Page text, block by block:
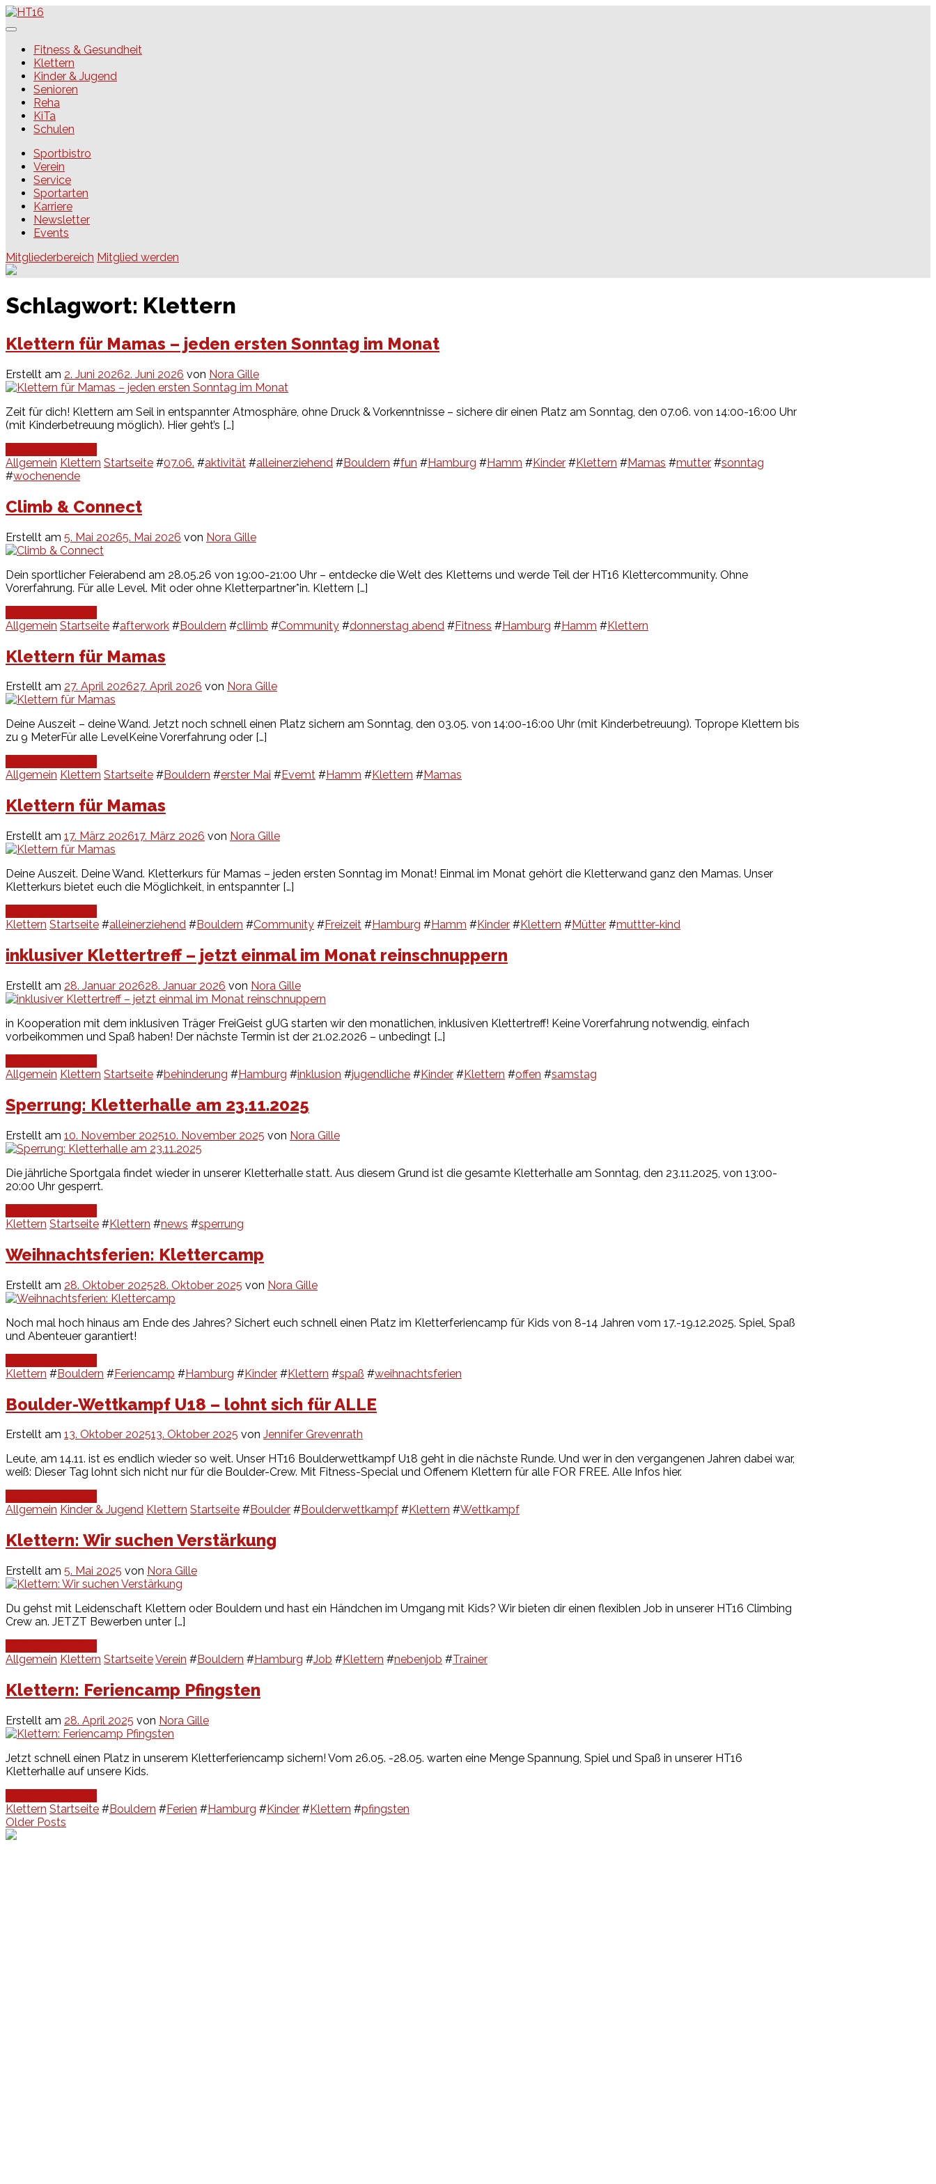
Skip
to
HT16Fitness & Gesundheit
Klettern
Kinder & Jugend
Senioren
Reha
KiTa
Schulen
Sportbistro
Verein
Service
Sportarten
Karriere
Newsletter
Events
Mitgliederbereich Mitglied werden
Schlagwort: Klettern
Klettern für Mamas – jeden ersten Sonntag im Monat
Erstellt am 2. Juni 20262. Juni 2026 von Nora Gille
Zeit für dich! Klettern am Seil in entspannter Atmosphäre, ohne Druck & Vorkenntnisse – sichere dir einen Platz am Sonntag, den 07.06. von 14:00-16:00 Uhr
(mit Kinderbetreuung möglich). Hier geht’s […]
Allgemein Klettern Startseite #07.06. #aktivität #alleinerziehend #Bouldern #fun #Hamburg #Hamm #Kinder #Klettern #Mamas #mutter #sonntag
#wochenende
Climb & Connect
Erstellt am 5. Mai 20265. Mai 2026 von Nora Gille
Dein sportlicher Feierabend am 28.05.26 von 19:00-21:00 Uhr – entdecke die Welt des Kletterns und werde Teil der HT16 Klettercommunity. Ohne
Vorerfahrung. Für alle Level. Mit oder ohne Kletterpartner*in. Klettern […]
Allgemein Startseite #afterwork #Bouldern #cllimb #Community #donnerstag abend #Fitness #Hamburg #Hamm #Klettern
Klettern für Mamas
Erstellt am 27. April 202627. April 2026 von Nora Gille
Deine Auszeit – deine Wand. Jetzt noch schnell einen Platz sichern am Sonntag, den 03.05. von 14:00-16:00 Uhr (mit Kinderbetreuung). Toprope Klettern bis
zu 9 MeterFür alle LevelKeine Vorerfahrung oder […]
Allgemein Klettern Startseite #Bouldern #erster Mai #Evemt #Hamm #Klettern #Mamas
Klettern für Mamas
Erstellt am 17. März 202617. März 2026 von Nora Gille
Deine Auszeit. Deine Wand. Kletterkurs für Mamas – jeden ersten Sonntag im Monat! Einmal im Monat gehört die Kletterwand ganz den Mamas. Unser
Kletterkurs bietet euch die Möglichkeit, in entspannter […]
Klettern Startseite #alleinerziehend #Bouldern #Community #Freizeit #Hamburg #Hamm #Kinder #Klettern #Mütter #muttter-kind
inklusiver Klettertreff – jetzt einmal im Monat reinschnuppern
Erstellt am 28. Januar 202628. Januar 2026 von Nora Gille
in Kooperation mit dem inklusiven Träger FreiGeist gUG starten wir den monatlichen, inklusiven Klettertreff! Keine Vorerfahrung notwendig, einfach
vorbeikommen und Spaß haben! Der nächste Termin ist der 21.02.2026 – unbedingt […]
Allgemein Klettern Startseite #behinderung #Hamburg #inklusion #jugendliche #Kinder #Klettern #offen #samstag
Sperrung: Kletterhalle am 23.11.2025
Erstellt am 10. November 202510. November 2025 von Nora Gille
Die jährliche Sportgala findet wieder in unserer Kletterhalle statt. Aus diesem Grund ist die gesamte Kletterhalle am Sonntag, den 23.11.2025, von 13:00-
20:00 Uhr gesperrt.
Klettern Startseite #Klettern #news #sperrung
Weihnachtsferien: Klettercamp
Erstellt am 28. Oktober 202528. Oktober 2025 von Nora Gille
Noch mal hoch hinaus am Ende des Jahres? Sichert euch schnell einen Platz im Kletterferiencamp für Kids von 8-14 Jahren vom 17.-19.12.2025. Spiel, Spaß
und Abenteuer garantiert!
Klettern #Bouldern #Feriencamp #Hamburg #Kinder #Klettern #spaß #weihnachtsferien
Boulder-Wettkampf U18 – lohnt sich für ALLE
Erstellt am 13. Oktober 202513. Oktober 2025 von Jennifer Grevenrath
Leute, am 14.11. ist es endlich wieder so weit. Unser HT16 Boulderwettkampf U18 geht in die nächste Runde. Und wer in den vergangenen Jahren dabei war,
weiß: Dieser Tag lohnt sich nicht nur für die Boulder-Crew. Mit Fitness-Special und Offenem Klettern für alle FOR FREE. Alle Infos hier.
Allgemein Kinder & Jugend Klettern Startseite #Boulder #Boulderwettkampf #Klettern #Wettkampf
Klettern: Wir suchen Verstärkung
Erstellt am 5. Mai 2025 von Nora Gille
Du gehst mit Leidenschaft Klettern oder Bouldern und hast ein Händchen im Umgang mit Kids? Wir bieten dir einen flexiblen Job in unserer HT16 Climbing
Crew an. JETZT Bewerben unter […]
Allgemein Klettern StartseiteVerein #Bouldern #Hamburg #Job #Klettern #nebenjob #Trainer
Klettern: Feriencamp Pfingsten
Erstellt am 28. April 2025 von Nora Gille
Jetzt schnell einen Platz in unserem Kletterferiencamp sichern! Vom 26.05. -28.05. warten eine Menge Spannung, Spiel und Spaß in unserer HT16
Kletterhalle auf unsere Kids.
Klettern Startseite #Bouldern #Ferien #Hamburg #Kinder #Klettern #pfingsten
Beitragsnavigation
Older Posts